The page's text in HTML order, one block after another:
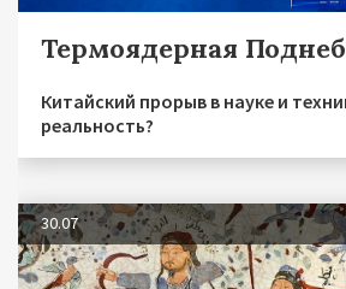
Термоядерная
Китайский прорыв в науке и
реальность?
30.07